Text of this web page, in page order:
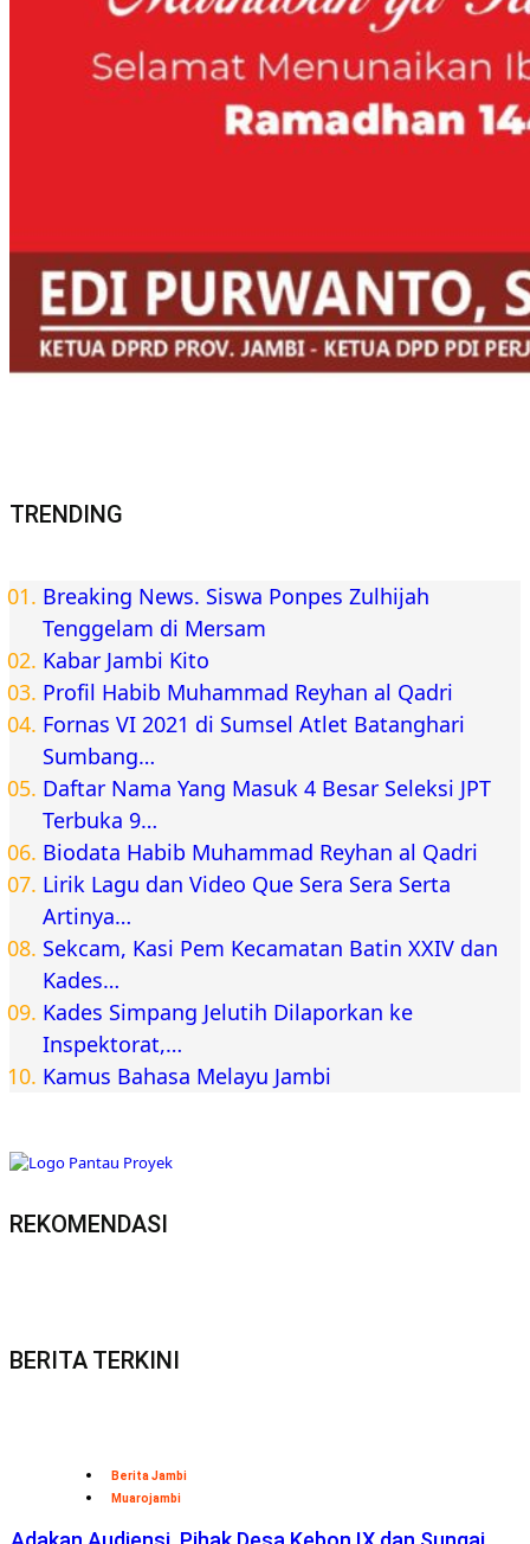
TRENDING
Breaking News. Siswa Ponpes Zulhijah
Tenggelam di Mersam
Kabar Jambi Kito
Profil Habib Muhammad Reyhan al Qadri
Fornas VI 2021 di Sumsel Atlet Batanghari
Sumbang…
Daftar Nama Yang Masuk 4 Besar Seleksi JPT
Terbuka 9…
Biodata Habib Muhammad Reyhan al Qadri
Lirik Lagu dan Video Que Sera Sera Serta
Artinya…
Sekcam, Kasi Pem Kecamatan Batin XXIV dan
Kades…
Kades Simpang Jelutih Dilaporkan ke
Inspektorat,…
Kamus Bahasa Melayu Jambi
REKOMENDASI
BERITA TERKINI
Berita Jambi
Muarojambi